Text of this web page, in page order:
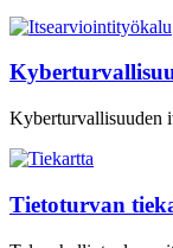
Kyberturvallisuuden
Tietoturvan